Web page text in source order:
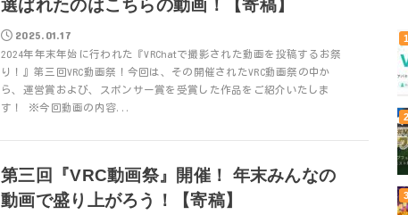
選ばれたのはこちらの動画！【寄稿】
2025.01.17
2024年年末年始に行われた『VRChatで撮影された動画を投稿するお祭
り！』第三回VRC動画祭！今回は、その開催されたVRC動画祭の中か
ら、運営賞および、スポンサー賞を受賞した作品をご紹介いたしま
す！ ※今回動画の内容...
第三回『VRC動画祭』開催！ 年末みんなの
動画で盛り上がろう！【寄稿】